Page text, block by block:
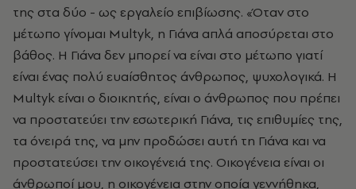
της στα δύο - ως εργαλείο επιβίωσης. «Όταν στο
μέτωπο γίνομαι Multyk, η Γιάνα απλά αποσύρεται στο
βάθος. Η Γιάνα δεν μπορεί να είναι στο μέτωπο γιατί
είναι ένας πολύ ευαίσθητος άνθρωπος, ψυχολογικά. Η
Multyk είναι ο διοικητής, είναι ο άνθρωπος που πρέπει
να προστατεύει την εσωτερική Γιάνα, τις επιθυμίες της,
τα όνειρά της, να μην προδώσει αυτή τη Γιάνα και να
προστατεύσει την οικογένειά της. Οικογένεια είναι οι
άνθρωποί μου, η οικογένεια στην οποία γεννήθηκα,